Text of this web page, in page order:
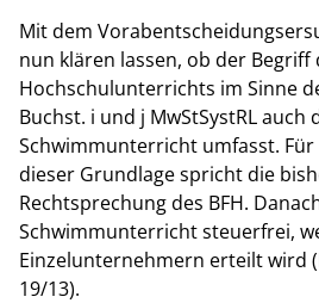
Mit dem
nun klären lassen, ob der Begriff
Hochschulunterrichts im Sinne
Buchst. i und j MwStSystRL auch
Schwimmunterricht umfasst.
dieser Grundlage spricht die
Rechtsprechung des BFH.
Schwimmunterricht steuerfrei,
Einzelunternehmern erteilt wird
19/13).